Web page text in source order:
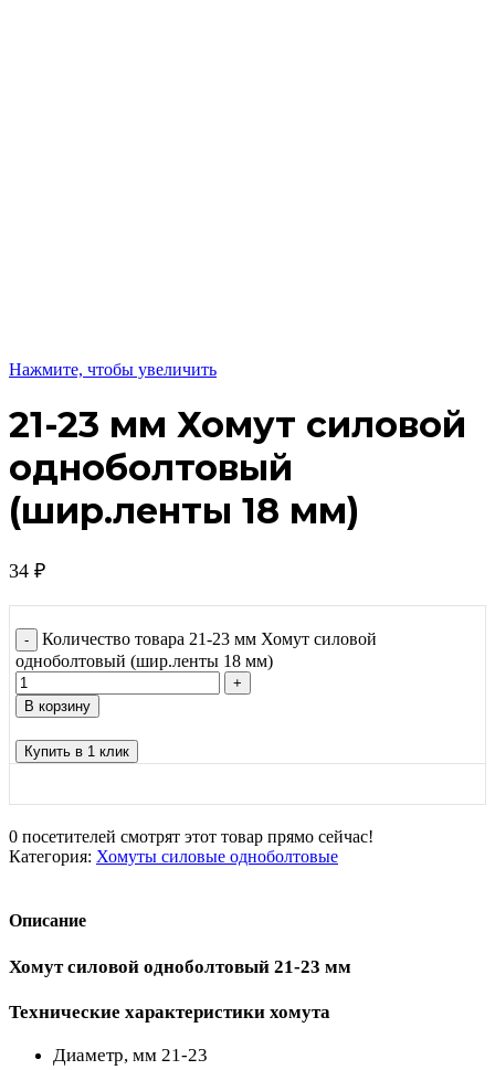
Нажмите, чтобы увеличить
21-23 мм Хомут силовой
одноболтовый
(шир.ленты 18 мм)
34 ₽
Количество товара 21-23 мм Хомут силовой
одноболтовый (шир.ленты 18 мм)
В корзину
Купить в 1 клик
0 посетителей смотрят этот товар прямо сейчас!
Категория: Хомуты силовые одноболтовые
Описание
Хомут силовой одноболтовый 21-23 мм
Технические характеристики хомута
Диаметр, мм 21-23